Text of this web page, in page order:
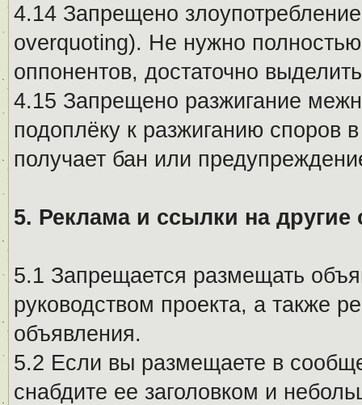
4.14 Запрещено
overquoting). Не нужно
оппонентов, достаточно
4.15 Запрещено разжигание
подоплёку к разжиганию споров
получает бан или
5. Реклама и ссылки на другие
5.1 Запрещается размещать
руководством проекта, а также
объявления.
5.2 Если вы размещаете в
снабдите ее заголовком и